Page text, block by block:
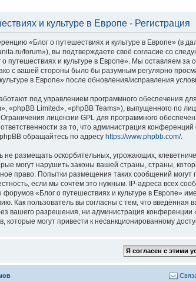
и культуре в Европе - Регистрация
«Блог о путешествиях и культуре в Европе» (в
forum»), вы подтверждаете своё согласие со
путешествиях и культуре в Европе». Мы оставляем
с вашей стороны было бы разумным регулярно
в Европе» после обновления/исправления
под управлением программного обеспечения
«phpBB Limited», «phpBB Teams»), выпущенного по
Ограничения лицензии GPL для программного
за то, что администрация
обращайтесь по адресу https://www.phpbb.com/.
не размещать оскорбительных, угрожающих,
могут нарушить законы вашей страны, страны,
право. Попытки размещения таких сообщений
если мы сочтём это нужным. IP-адреса всех
«Блог о путешествиях и культуре в Европе»
Как пользователь вы согласны с тем, что
вашего разрешения, ни администрация конференции
которые могут привести к несанкционированному